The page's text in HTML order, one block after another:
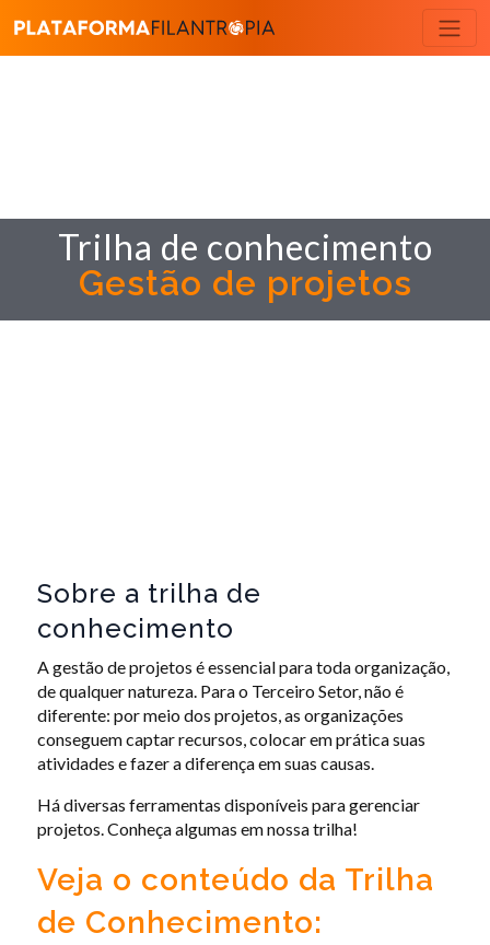
Trilha de conhecimento
Gestão de projetos
Sobre a trilha de
conhecimento
A gestão de projetos é essencial para toda organização,
de qualquer natureza. Para o Terceiro Setor, não é
diferente: por meio dos projetos, as organizações
conseguem captar recursos, colocar em prática suas
atividades e fazer a diferença em suas causas.
Há diversas ferramentas disponíveis para gerenciar
projetos. Conheça algumas em nossa trilha!
Veja o conteúdo da Trilha
de Conhecimento: